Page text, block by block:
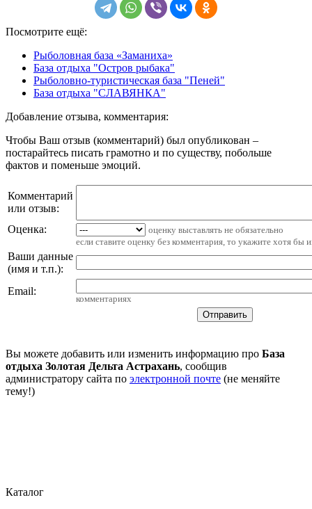
Посмотрите ещё:
Рыболовная база «Заманиха»
База отдыха "Остров рыбака"
Рыболовно-туристическая база "Пеней"
База отдыха "СЛАВЯНКА"
Добавление отзыва, комментария:
Чтобы Ваш отзыв (комментарий) был опубликован –
постарайтесь писать грамотно и по существу, побольше
фактов и поменьше эмоций.
Комментарий
или отзыв:
Оценка:
оценку выставлять не обязательно
если ставите оценку без комментария, то укажите хотя бы
Ваши данные
(имя и т.п.):
Email:
комментариях
Вы можете добавить или изменить информацию про База
отдыха Золотая Дельта Астрахань, сообщив
администратору сайта по электронной почте (не меняйте
тему!)
Каталог